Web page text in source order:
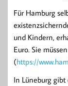
Für Hamburg
und Kindern,
Euro. Sie
(https://
In Lüneburg